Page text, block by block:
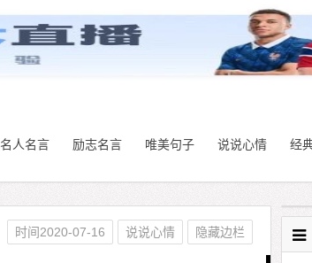
名人名言 励志名言 唯美句子 说说心情 经
时间2020-07-16 说说心情 隐藏边栏